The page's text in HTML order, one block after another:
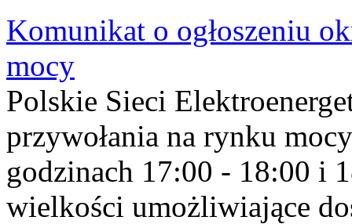
Komunikat o ogłoszeniu
mocy
Polskie Sieci
przywołania na rynku
godzinach 17:00 - 18:00 i
wielkości umożliwiające